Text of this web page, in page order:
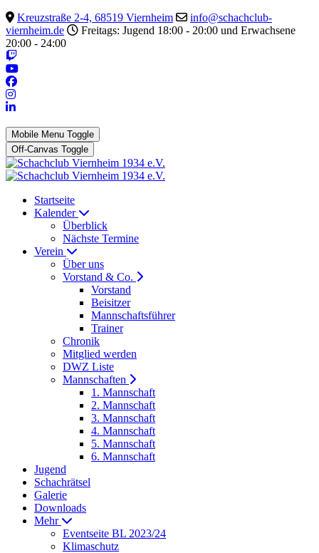
Kreuzstraße 2-4, 68519 Viernheim
info@schachclub-
viernheim.de
Freitags: Jugend 18:00 - 20:00 und Erwachsene
20:00 - 24:00
Mobile Menu Toggle
Off-Canvas Toggle
Startseite
Kalender
Überblick
Nächste Termine
Verein
Über uns
Vorstand & Co.
Vorstand
Beisitzer
Mannschaftsführer
Trainer
Chronik
Mitglied werden
DWZ Liste
Mannschaften
1. Mannschaft
2. Mannschaft
3. Mannschaft
4. Mannschaft
5. Mannschaft
6. Mannschaft
Jugend
Schachrätsel
Galerie
Downloads
Mehr
Eventseite BL 2023/24
Klimaschutz